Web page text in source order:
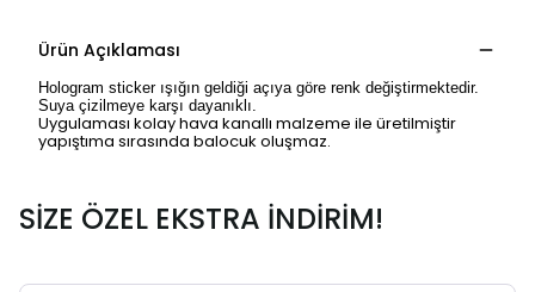
Ürün Açıklaması
Hologram sticker ışığın geldiği açıya göre renk değiştirmektedir.
Suya çizilmeye karşı dayanıklı.
Uygulaması kolay hava kanallı malzeme ile üretilmiştir
yapıştıma sırasında balocuk oluşmaz.
SİZE ÖZEL EKSTRA İNDİRİM!